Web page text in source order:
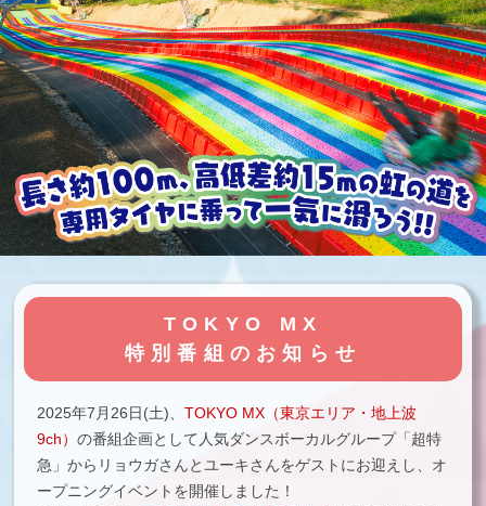
TOKYO MX
特別番組のお知らせ
2025年7月26日(土)、 TOKYO MX（東京エリア・地上波
9ch） の番組企画として人気ダンスボーカルグループ「超特
急」からリョウガさんとユーキさんをゲストにお迎えし、オ
ープニングイベントを開催しました！